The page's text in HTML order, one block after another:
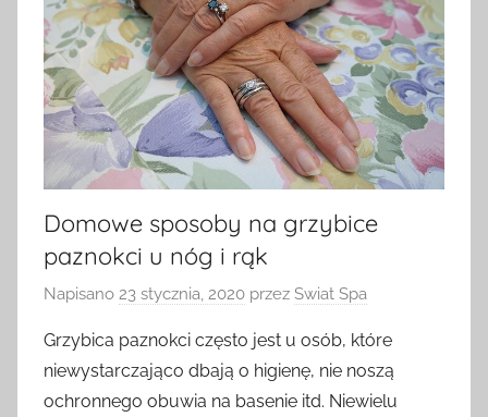
Domowe sposoby na grzybice
paznokci u nóg i rąk
Napisano 23 stycznia, 2020 przez Swiat Spa
Grzybica paznokci często jest u osób, które
niewystarczająco dbają o higienę, nie noszą
ochronnego obuwia na basenie itd. Niewielu